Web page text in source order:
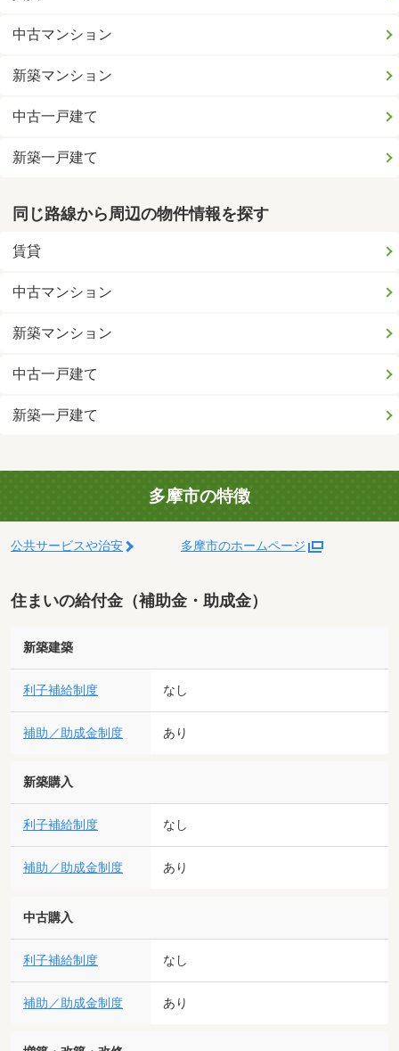
中古マンション
新築マンション
中古一戸建て
新築一戸建て
同じ路線から周辺の物件情報を探す
賃貸
中古マンション
新築マンション
中古一戸建て
新築一戸建て
多摩市の特徴
公共サービスや治安 多摩市のホームページ
住まいの給付金（補助金・助成金）
新築建築
利子補給制度 なし
補助／助成金制度 あり
新築購入
利子補給制度 なし
補助／助成金制度 あり
中古購入
利子補給制度 なし
補助／助成金制度 あり